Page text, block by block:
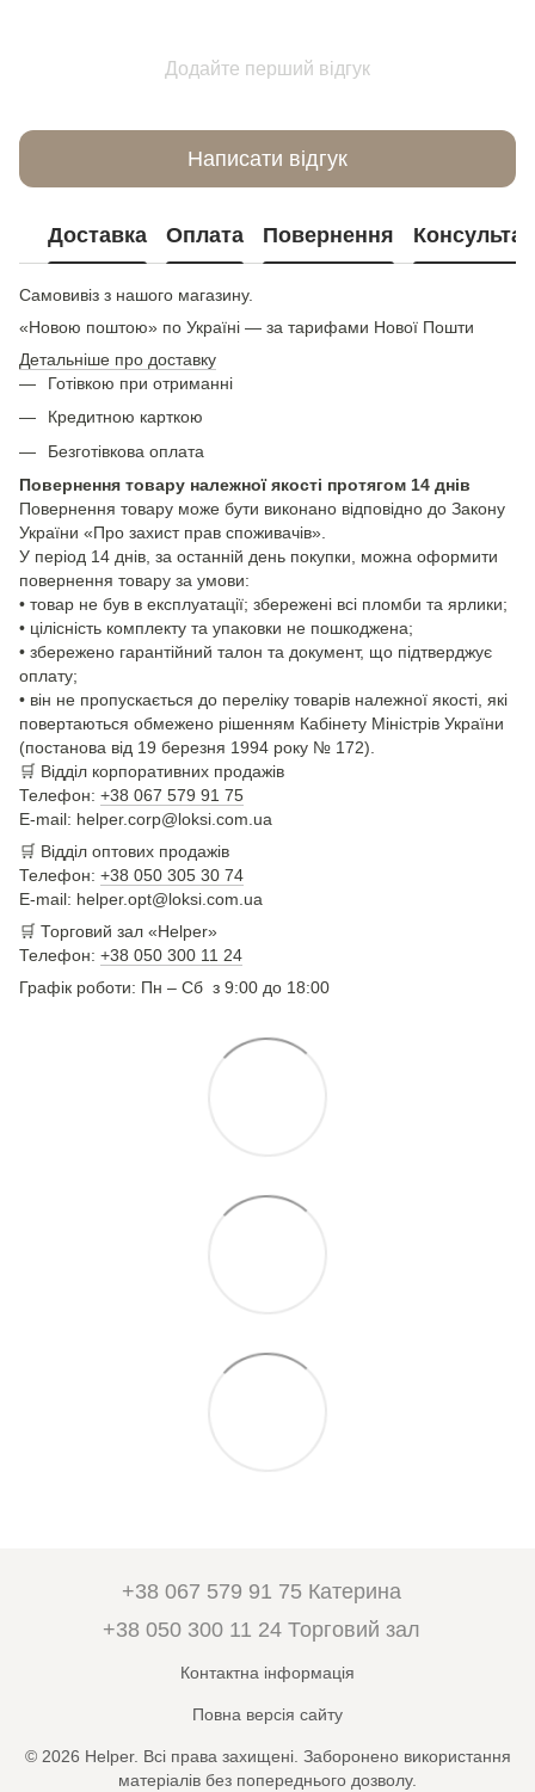
Додайте перший відгук
Написати відгук
Доставка Оплата Повернення
Самовивіз з нашого магазину.
«Новою поштою» по Україні — за тарифами Нової Пошти
Детальніше про доставку
Готівкою при отриманні
Кредитною карткою
Безготівкова оплата
Повернення товару належної якості протягом 14 днів
Повернення товару може бути виконано відповідно до Закону
України «Про захист прав споживачів».
У період 14 днів, за останній день покупки, можна оформити
повернення товару за умови:
• товар не був в експлуатації; збережені всі пломби та ярлики;
• цілісність комплекту та упаковки не пошкоджена;
• збережено гарантійний талон та документ, що підтверджує
оплату;
• він не пропускається до переліку товарів належної якості, які
повертаються обмежено рішенням Кабінету Міністрів України
(постанова від 19 березня 1994 року № 172).
🛒 Відділ корпоративних продажів
Телефон: +38 067 579 91 75
E-mail: helper.corp@loksi.com.ua
🛒 Відділ оптових продажів
Телефон: +38 050 305 30 74
E-mail: helper.opt@loksi.com.ua
🛒 Торговий зал «Helper»
Телефон: +38 050 300 11 24
Графік роботи: Пн – Сб з 9:00 до 18:00
+38 067 579 91 75 Катерина
+38 050 300 11 24 Торговий зал
Контактна інформація
Повна версія сайту
© 2026 Helper. Всі права захищені. Заборонено використання
матеріалів без попереднього дозволу.